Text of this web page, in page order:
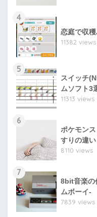
4
恋庭で収
11382 views
5
スイッチ
ムソフト3
11313 views
6
ポケモン
すりの違い
8110 views
7
8bit音楽の
ムボーイ-
7839 views